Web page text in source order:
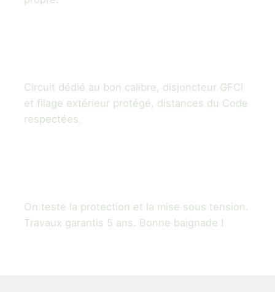
Circuit dédié au bon calibre, disjoncteur GFCI
et filage extérieur protégé, distances du Code
respectées.
On teste la protection et la mise sous tension.
Travaux garantis 5 ans. Bonne baignade !